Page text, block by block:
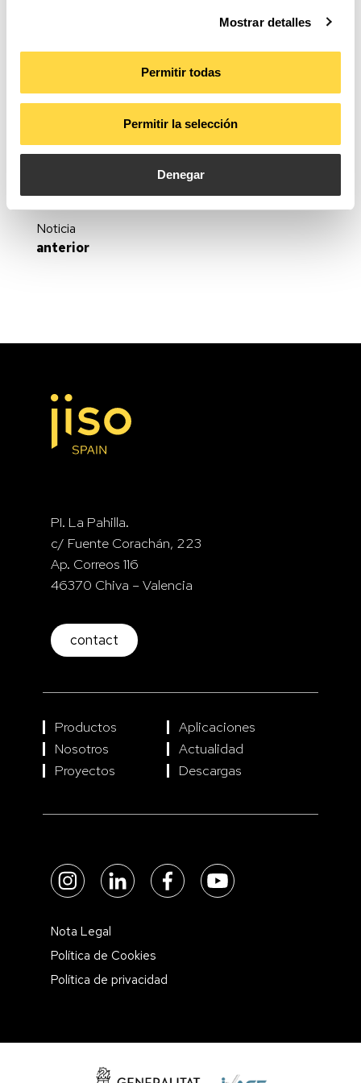
Mostrar detalles
Permitir todas
Permitir la selección
Denegar
se celebraron en sus instalaciones; JISO Iluminación
arena a una asociación que realizar una labor tan
admirable. Felicidades, por otros 50 años más.
Noticia
anterior
PI. La Pahilla.
c/ Fuente Corachán, 223
Ap. Correos 116
46370 Chiva – Valencia
contact
Productos
Aplicaciones
Nosotros
Actualidad
Proyectos
Descargas
Nota Legal
Política de Cookies
Política de privacidad